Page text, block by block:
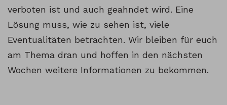
verboten ist und auch geahndet wird. Eine
Lösung muss, wie zu sehen ist, viele
Eventualitäten betrachten. Wir bleiben für euch
am Thema dran und hoffen in den nächsten
Wochen weitere Informationen zu bekommen.